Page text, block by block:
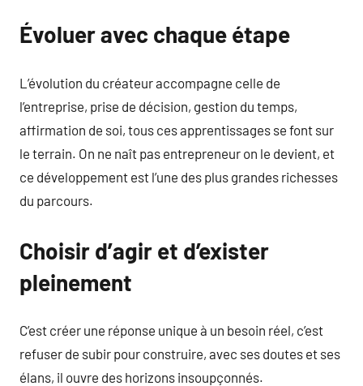
Évoluer avec chaque étape
L’évolution du créateur accompagne celle de
l’entreprise, prise de décision, gestion du temps,
affirmation de soi, tous ces apprentissages se font sur
le terrain. On ne naît pas entrepreneur on le devient, et
ce développement est l’une des plus grandes richesses
du parcours.
Choisir d’agir et d’exister
pleinement
C’est créer une réponse unique à un besoin réel, c’est
refuser de subir pour construire, avec ses doutes et ses
élans, il ouvre des horizons insoupçonnés.